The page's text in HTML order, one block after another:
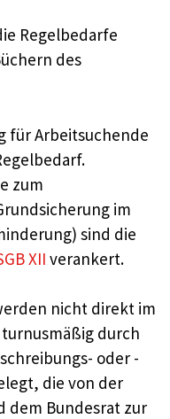
Regelbedarfe
des
für Arbeitsuchende
zum
im
sind die
XII verankert.
nicht direkt im
durch
oder -
die von der
dem Bundesrat zur